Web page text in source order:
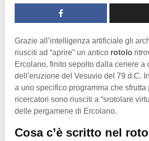
Grazie all’intelligenza artificiale gli
riusciti ad “aprire” un antico rotolo
Ercolano, finito sepolto dalla cenere a
dell’eruzione del Vesuvio del 79 d.C.
a uno specifico programma che sfrutta
ricercatori sono riusciti a “srotolare
delle pergamene di Ercolano.
Cosa c’è scritto nel